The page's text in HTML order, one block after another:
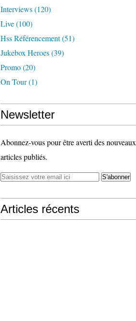
Interviews(120)
Live(100)
Hss Référencement(51)
Jukebox Heroes(39)
Promo(20)
On Tour(1)
Newsletter
Abonnez-vous pour être averti des nouveaux
articles publiés.
Articles récents